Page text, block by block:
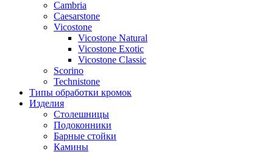
Сambria
Сaesarstone
Vicostone
Vicostone Natural
Vicostone Exotic
Vicostone Classic
Scorino
Technistone
Типы обработки кромок
Изделия
Столешницы
Подоконники
Барные стойки
Камины